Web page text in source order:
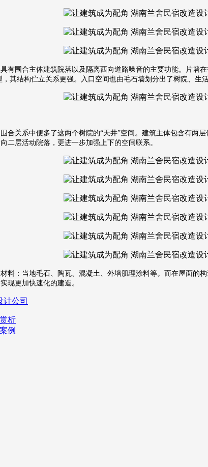
有围合主体建筑院落以及隔离西向道路噪音的主要功能。片
其结构伫立关系更强。入口空间也由毛石墙划分出了树院、生
合关系中便多了这两个树院的“天井”空间。建筑主体包含有两
二层活动院落，更进一步加强上下的空间联系。
料：当地毛石、陶瓦、混凝土、外墙肌理涂料等。而在屋面的
现更加快速化的建造。
计公司
析
例